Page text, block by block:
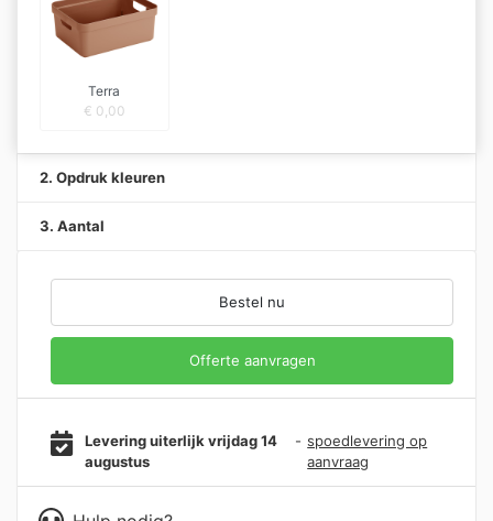
Terra
€ 0,00
2. Opdruk kleuren
3. Aantal
Bestel nu
Offerte aanvragen
Levering uiterlijk vrijdag 14
augustus
- spoedlevering op
aanvraag